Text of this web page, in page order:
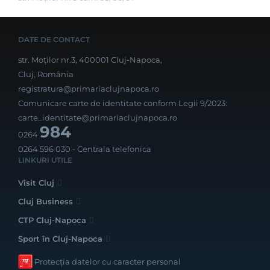
DATE DE CONTACT
str. Moților nr.3, 400001 Cluj-Napoca,
Cluj, România
registratura@primariaclujnapoca.ro
Comunicare carte de identitate conform Legii 9/2023:
carte_identitate@primariaclujnapoca.ro
0264984
0264 596 030 - Centrala telefonica
LINKURI UTILE
Visit Cluj
Cluj Business
CTP Cluj-Napoca
Sport în Cluj-Napoca
Protecția datelor cu caracter personal